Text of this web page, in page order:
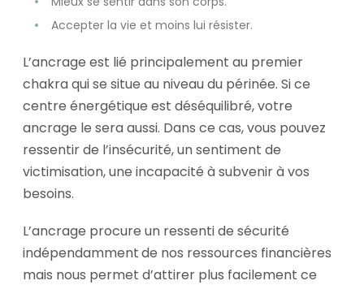
Accepter la vie et moins lui résister.
L’ancrage est lié principalement au premier
chakra qui se situe au niveau du périnée. Si ce
centre énergétique est déséquilibré, votre
ancrage le sera aussi. Dans ce cas, vous pouvez
ressentir de l’insécurité, un sentiment de
victimisation, une incapacité à subvenir à vos
besoins.
L’ancrage procure un ressenti de sécurité
indépendammentde nos ressources financières
mais nous permet d’attirer plus facilement ce